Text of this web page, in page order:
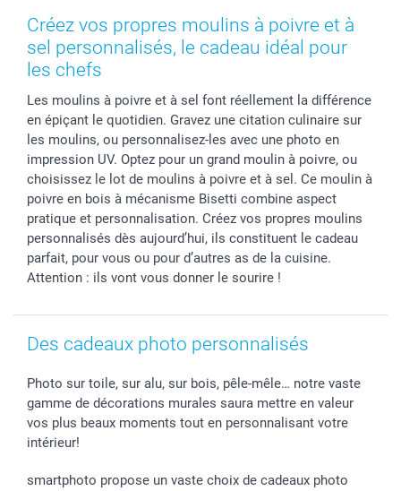
Cadres photo & accessoires déco
Calendrier photos & Agendas photo
Stickers & Etiquettes
Mentions Légales
Presse
Affiliation
B2B smartbusiness
Droit de rétractation
Fête des Mères
Fête des Pères
Confirmation ou communion
Fête d'anniversaire
Collection naissance
Tous les évènements
Tarifs et frais de livraison
Livraison
Livraison en 48 heures
Identifiez-vous
Plan du site
Statut de ma commande
smarfriends
smartgarantie
smartbonus
Créez vos propres moulins à poivre et à
sel personnalisés, le cadeau idéal pour
les chefs
Les moulins à poivre et à sel font réellement la différence
en épiçant le quotidien. Gravez une citation culinaire sur
les moulins, ou personnalisez-les avec une photo en
impression UV. Optez pour un grand moulin à poivre, ou
choisissez le lot de moulins à poivre et à sel. Ce moulin à
poivre en bois à mécanisme Bisetti combine aspect
pratique et personnalisation. Créez vos propres moulins
personnalisés dès aujourd’hui, ils constituent le cadeau
parfait, pour vous ou pour d’autres as de la cuisine.
Attention : ils vont vous donner le sourire !
Des cadeaux photo personnalisés
Photo sur toile, sur alu, sur bois, pêle-mêle… notre vaste
gamme de décorations murales saura mettre en valeur
vos plus beaux moments tout en personnalisant votre
intérieur!
smartphoto propose un vaste choix de cadeaux photo